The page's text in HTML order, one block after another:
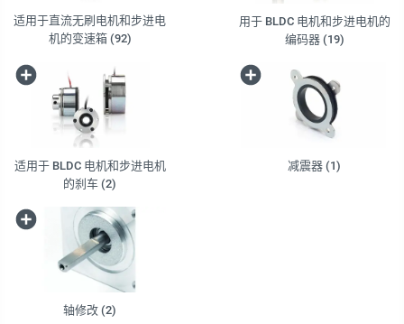
适用于直流无刷电机和步进电
机的变速箱 (92)
用于 BLDC 电机和步进电机的
编码器 (19)
适用于 BLDC 电机和步进电机
的刹车 (2)
减震器 (1)
轴修改 (2)